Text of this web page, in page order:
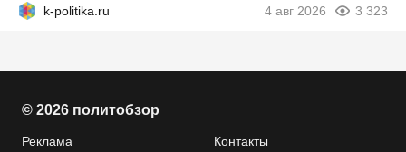
k-politika.ru 4 авг 2026 3 323
© 2026 политобзор
Реклама Контакты